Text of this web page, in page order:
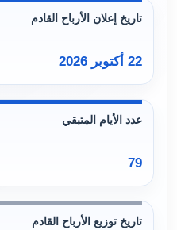
تاريخ إعلان الأرباح القادم
22 أكتوبر 2026
عدد الأيام المتبقي
79
تاريخ توزيع الأرباح القادم